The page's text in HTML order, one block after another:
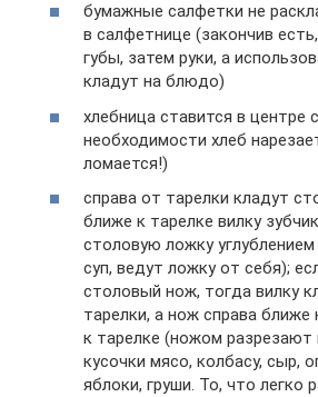
бумажные салфетки не
в салфетнице (закончив
губы, затем руки, а
кладут на блюдо)
хлебница ставится в центре
необходимости хлеб
ломается!)
справа от тарелки кладут
ближе к тарелке вилку
столовую ложку
суп, ведут ложку от себя);
столовый нож, тогда вилку
тарелки, а нож справа ближе
к тарелке (ножом разрезают
кусочки мясо, колбасу, сыр,
яблоки, груши. То, что легко